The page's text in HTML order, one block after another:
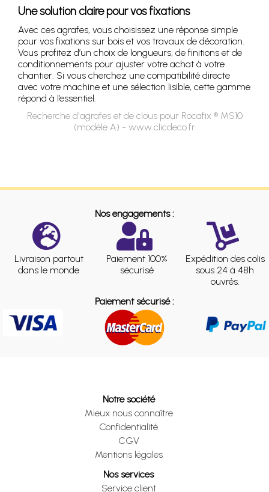
Une solution claire pour vos fixations
Avec ces agrafes, vous choisissez une réponse simple
pour vos fixations sur bois et vos travaux de décoration.
Vous profitez d’un choix de longueurs, de finitions et de
conditionnements pour ajuster votre achat à votre
chantier. Si vous cherchez une compatibilité directe
avec votre machine et une sélection lisible, cette gamme
répond à l’essentiel.
Recherche d'agrafes et de clous pour Rocafix ® MS10
(modèle A) - www.clicdeco.fr
Nos engagements :
Livraison partout
dans le monde
Paiement 100%
sécurisé
Expédition des colis
sous 24 à 48h
ouvrés.
Paiement sécurisé :
Notre société
Mieux nous connaître
Confidentialité
CGV
Mentions légales
Nos services
Service client